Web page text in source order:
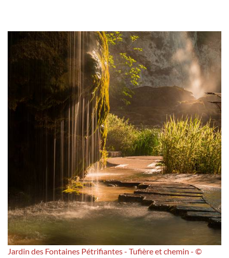
Jardin des Fontaines Pétrifiantes - Tufière et chemin - ©